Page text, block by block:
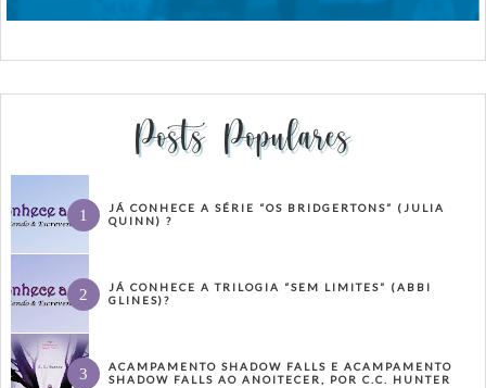
Posts Populares
JÁ CONHECE A SÉRIE “OS BRIDGERTONS” (JULIA
QUINN) ?
JÁ CONHECE A TRILOGIA “SEM LIMITES” (ABBI
GLINES)?
ACAMPAMENTO SHADOW FALLS E ACAMPAMENTO
SHADOW FALLS AO ANOITECER, POR C.C. HUNTER